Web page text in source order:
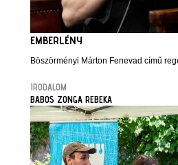
EMBERLÉNY
Böszörményi Márton Fenevad című
IRODALOM
BABOS ZONGA REBEKA